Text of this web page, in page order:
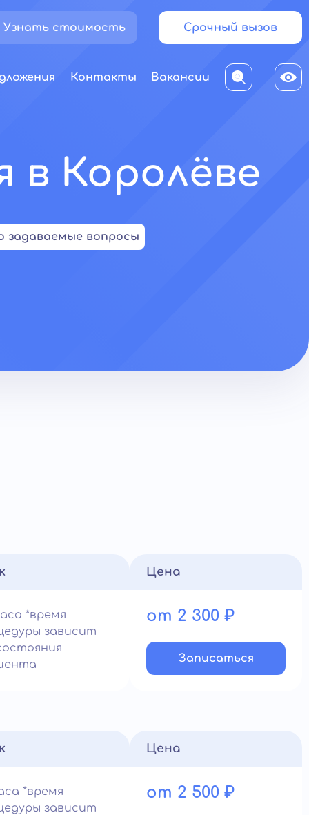
Узнать стоимость Срочный вызов
Контакты Вакансии
в Королёве
задаваемые вопросы
*время
зависит
Цена
от 2 300 ₽
Записатьcя
*время
зависит
Цена
от 2 500 ₽